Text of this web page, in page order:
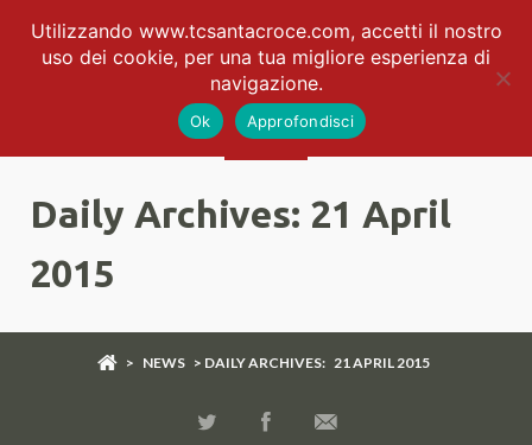
Daily Archives: 21 April
2015
> NEWS > DAILY ARCHIVES: 21 APRIL 2015
Utilizzando www.tcsantacroce.com, accetti il nostro
uso dei cookie, per una tua migliore esperienza di
navigazione.
Ok Approfondisci